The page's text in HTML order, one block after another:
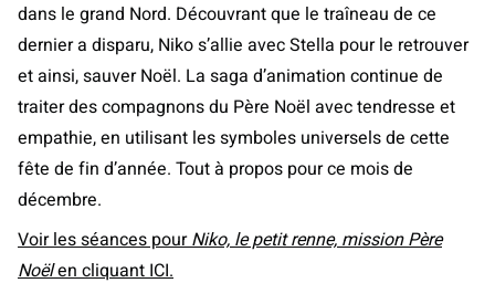
dans le grand Nord. Découvrant que le traîneau de ce
dernier a disparu, Niko s’allie avec Stella pour le retrouver
et ainsi, sauver Noël. La saga d’animation continue de
traiter des compagnons du Père Noël avec tendresse et
empathie, en utilisant les symboles universels de cette
fête de fin d’année. Tout à propos pour ce mois de
décembre.
Voir les séances pourNiko, le petit renne, mission Père
Noëlen cliquant ICI.